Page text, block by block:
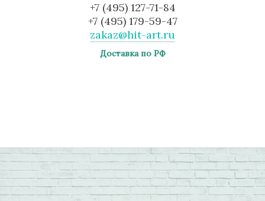
+7 (495) 127-71-84
+7 (495) 179-59-47
zakaz@hit-art.ru
Доставка по РФ